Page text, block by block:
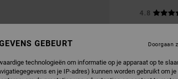
4.8
Betaal 3 x €
GEBEURT
technologieën om informatie op je apparaat op te
en je IP-adres) kunnen worden gebruikt om je
Doorgaan